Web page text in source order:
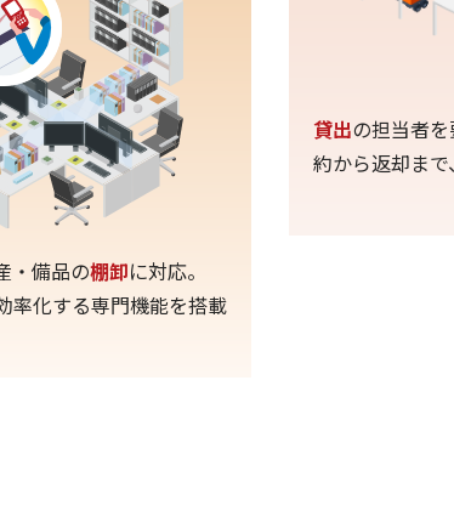
・備品の棚卸に対応。
率化する専門機能を搭載
貸出の担当者
約から返却ま